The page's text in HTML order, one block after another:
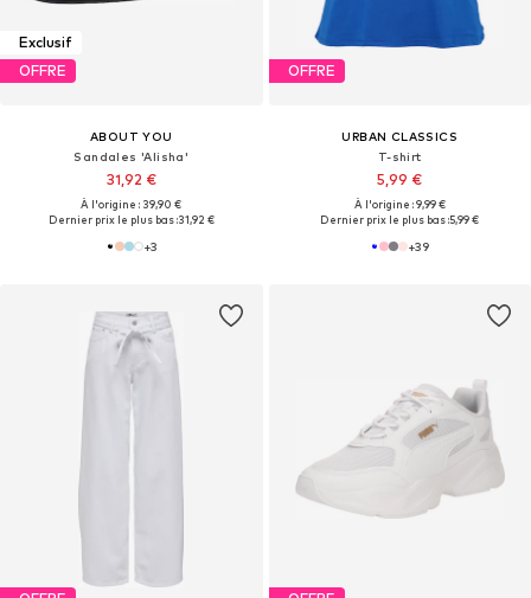
Exclusif
OFFRE
ABOUT YOU
Sandales 'Alisha'
31,92 €
À l'origine : 39,90 €
Dernier prix le plus bas :31,92 €
+3
OFFRE
URBAN CLASSICS
T-shirt
5,99 €
À l'origine : 9,99 €
Dernier prix le plus bas :5,99 €
+39